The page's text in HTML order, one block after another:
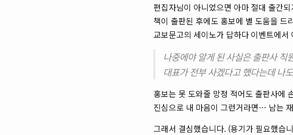
편집자님이 아니었으면 아마 절대 출간
책이 출판된 후에도 홍보에 별 도움을
교보문고의 세이노가 답하다 이벤트에
나중에야 알게 된 사실은 출판사 직
대표가 전부 사겠다고 했다는데 나
홍보는 못 도와줄 망정 적어도 출판사에
진심으로 내 마음이 그런거라면… 남는
그래서 결심했습니다. (용기가 필요했습